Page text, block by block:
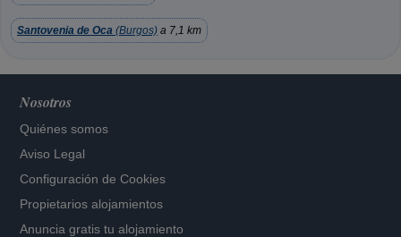
Santovenia de Oca (Burgos) a 7,1 km
Nosotros
Quiénes somos
Aviso Legal
Configuración de Cookies
Propietarios alojamientos
Anuncia gratis tu alojamiento